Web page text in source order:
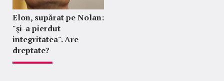
Elon, supărat pe Nolan:
"şi-a pierdut
integritatea". Are
dreptate?